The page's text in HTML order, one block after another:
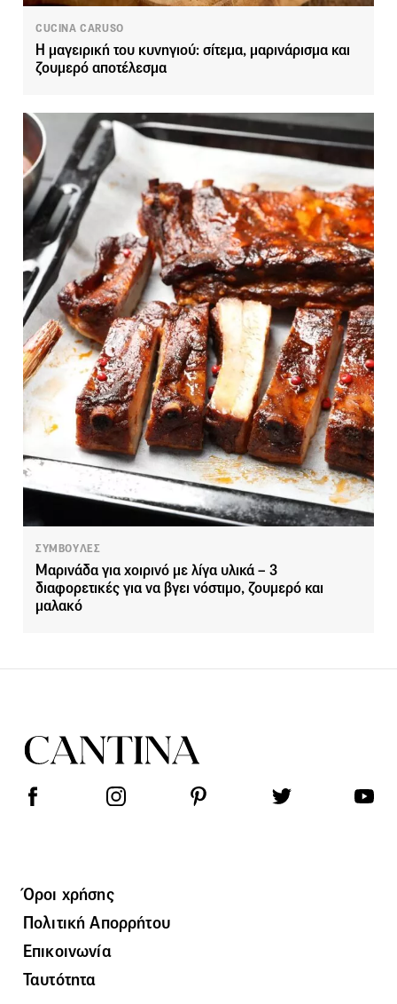
CUCINA CARUSO
Η μαγειρική του κυνηγιού: σίτεμα, μαρινάρισμα και
ζουμερό αποτέλεσμα
ΣΥΜΒΟΥΛΕΣ
Μαρινάδα για χοιρινό με λίγα υλικά – 3
διαφορετικές για να βγει νόστιμο, ζουμερό και
μαλακό
Όροι χρήσης
Πολιτική Απορρήτου
Επικοινωνία
Ταυτότητα